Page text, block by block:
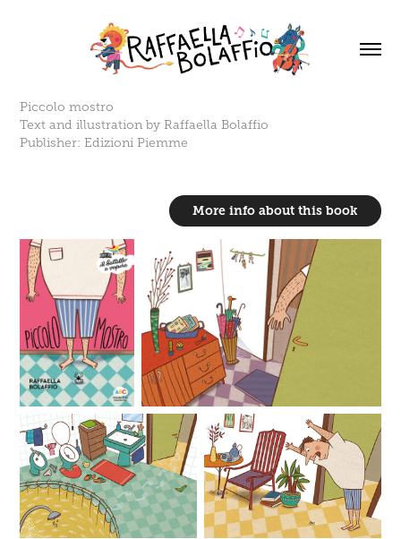
Piccolo mostro
Text and illustration by Raffaella Bolaffio
Publisher: Edizioni Piemme
More info about this book